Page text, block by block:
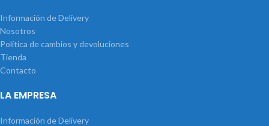
Información de Delivery
Nosotros
Política de cambios y devoluciones
Tienda
Contacto
LA EMPRESA
Información de Delivery